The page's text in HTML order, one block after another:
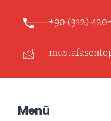
+90 (312)
Menü